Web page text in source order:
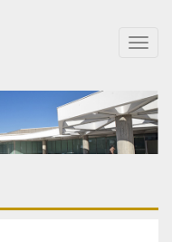
T
g
l
e
n
i